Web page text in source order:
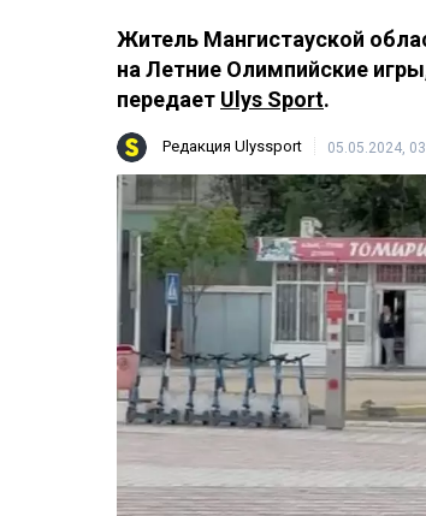
Житель Мангистауской
на Летние Олимпийские
передает Ulys Sport.
Редакция Ulyssport 05.05.2024,